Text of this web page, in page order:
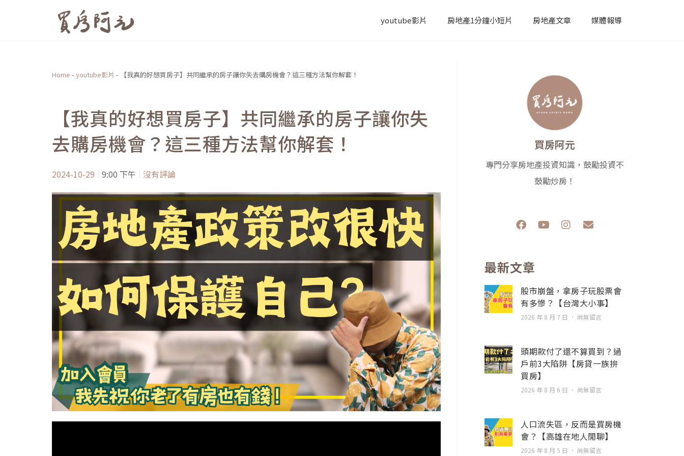
youtube影片 房地產1分鐘小短片 房地產文章 媒體報導
Home - youtube影片 - 【我真的好想買房子】共同繼承的房子讓你失去購房機會？這三種方法幫你解套！
【我真的好想買房子】共同繼承的房子讓你失
去購房機會？這三種方法幫你解套！
2024-10-29 9:00 下午 沒有評論
買房阿元
專門分享房地產投資知識，鼓勵投資不
鼓勵炒房！
F
a
b
o
o
k
Y
o
e
I
n
r
a
m
E
n
p
e
最新文章
股市崩盤，拿房子玩股票會
有多慘？【台灣大小事】
2026 年 8 月 7 日 尚無留言
頭期款付了還不算買到？過
戶前3大陷阱【房貸一族拚
買房】
2026 年 8 月 6 日 尚無留言
人口流失區，反而是買房機
會？【高雄在地人閒聊】
2026 年 8 月 5 日 尚無留言